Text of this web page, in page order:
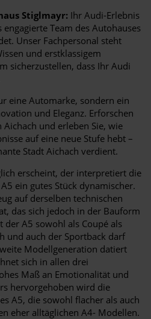
Stiglmayr: Ihr Audi-Erlebnis
Team des Autohauses
Unser Fachpersonal steht
und erstklassigem
sicherzustellen, dass Ihr Audi
eine Automarke, sondern ein
und Eleganz. Erforschen
und erleben Sie, wie
auf eine neue Stufe hebt –
Stadt Aichach verdient.
erscheint, der interpretiert die
ein gutes Stück dynamischer.
auf derselben technischen
das sich jedoch in der Bauform
der A5 sowohl als Coupé als
und auch der Sportback darf
Modellgeneration datiert
sich in allen drei
Maß an Emotionalität und
hervorgehoben wird die
A5, die sowohl flacher als auch
eher alltäglichen A4- Modellen.